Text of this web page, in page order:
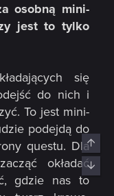
osobną mini-
jest to tylko
się
do nich i
To jest mini-
podejdą do
questu. Dla
okładać
gdzie nas to
Top